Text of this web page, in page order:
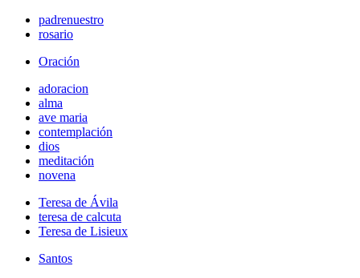
padrenuestro
rosario
Oración
adoracion
alma
ave maria
contemplación
dios
meditación
novena
Teresa de Ávila
teresa de calcuta
Teresa de Lisieux
Santos